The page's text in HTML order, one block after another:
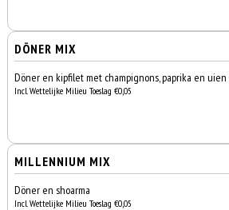
DÖNER MIX
Döner en kipfilet met champignons, paprika en uien
Incl. Wettelijke Milieu Toeslag €0,05
MILLENNIUM MIX
Döner en shoarma
Incl. Wettelijke Milieu Toeslag €0,05